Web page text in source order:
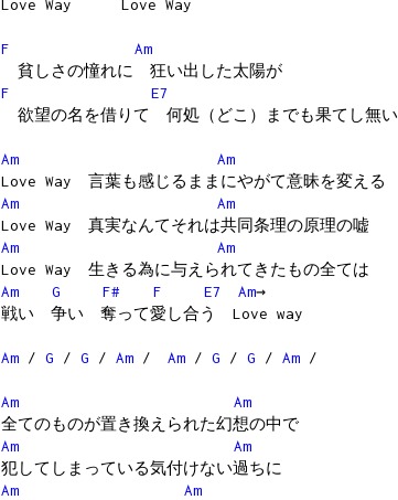
Love Way Love Way
F
Am
貧しさの憧れに 狂い出した太陽が
F
E7
欲望の名を借りて 何処（どこ）までも果てし無い
Am
Am
Love Way 言葉も感じるままにやがて意昧を変える
Am
Am
Love Way 真実なんてそれは共同条理の原理の嘘
Am
Am
Love Way 生きる為に与えられてきたもの全ては
Am
G F# F E7 Am→
戦い 争い 奪って愛し合う Love way
Am / G / G / Am / Am / G / G / Am /
Am
Am
全てのものが置き換えられた幻想の中で
Am
Am
犯してしまっている気付けない過ちに
Am
Am